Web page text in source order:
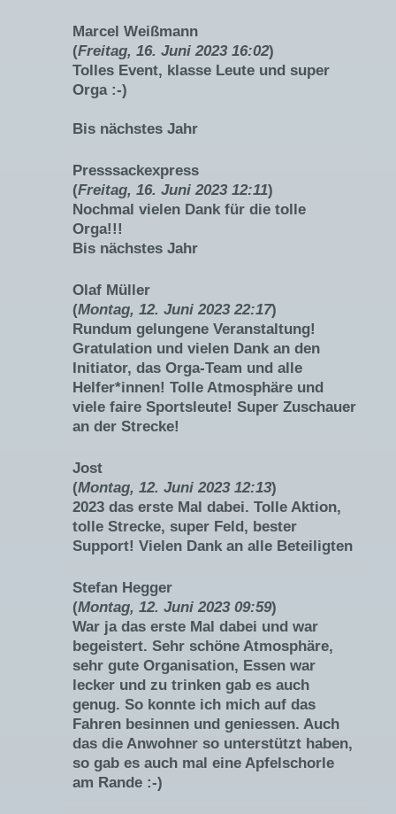
Marcel Weißmann
(Freitag, 16. Juni 2023 16:02)
Tolles Event, klasse Leute und super
Orga :-)
Bis nächstes Jahr
Presssackexpress
(Freitag, 16. Juni 2023 12:11)
Nochmal vielen Dank für die tolle
Orga!!!
Bis nächstes Jahr
Olaf Müller
(Montag, 12. Juni 2023 22:17)
Rundum gelungene Veranstaltung!
Gratulation und vielen Dank an den
Initiator, das Orga-Team und alle
Helfer*innen! Tolle Atmosphäre und
viele faire Sportsleute! Super Zuschauer
an der Strecke!
Jost
(Montag, 12. Juni 2023 12:13)
2023 das erste Mal dabei. Tolle Aktion,
tolle Strecke, super Feld, bester
Support! Vielen Dank an alle Beteiligten
Stefan Hegger
(Montag, 12. Juni 2023 09:59)
War ja das erste Mal dabei und war
begeistert. Sehr schöne Atmosphäre,
sehr gute Organisation, Essen war
lecker und zu trinken gab es auch
genug. So konnte ich mich auf das
Fahren besinnen und geniessen. Auch
das die Anwohner so unterstützt haben,
so gab es auch mal eine Apfelschorle
am Rande :-)